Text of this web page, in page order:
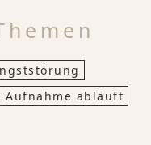
Aufnahme abläuft